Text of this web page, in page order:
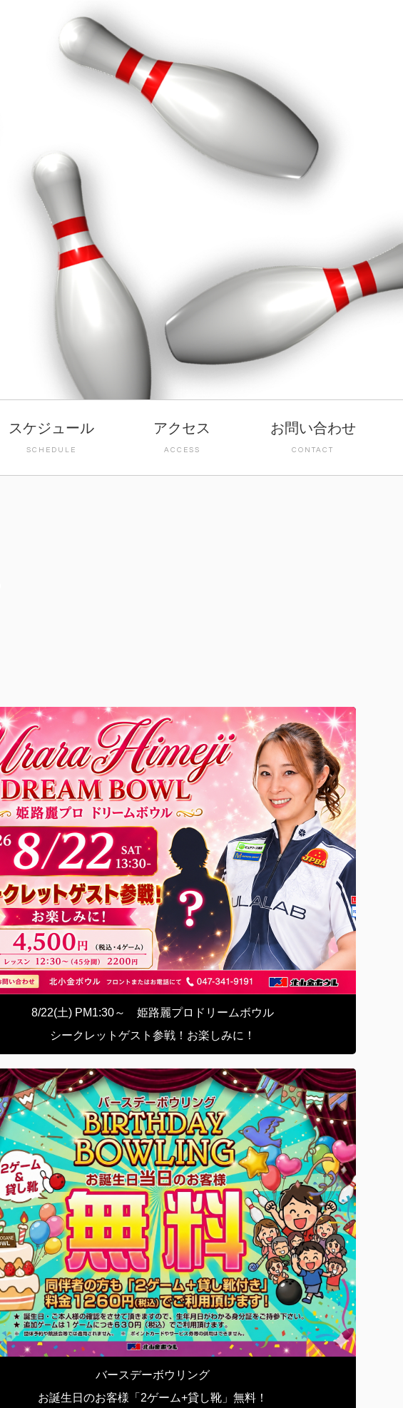
スケジュール
SCHEDULE
アクセス
ACCESS
お問い合わせ
CONTACT
8/22(土) PM1:30～ 姫路麗プロドリームボウル
シークレットゲスト参戦！お楽しみに！
バースデーボウリング
お誕生日のお客様「2ゲーム+貸し靴」無料！